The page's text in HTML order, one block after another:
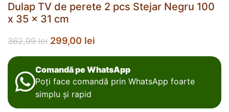
Dulap TV de perete 2 pcs Stejar Negru 100
x 35 x 31 cm
362,99lei 299,00 lei
Comandă pe WhatsApp
Poți face comandă prin WhatsApp foarte
simplu și rapid